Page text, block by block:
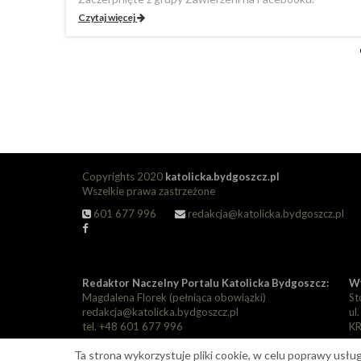
Czytaj więcej
Copyrights 2020 katolicka.bydgoszcz.pl
Wszelkie prawa zastrzeżone
601 677 996
redakcja@katolicka.bydgoszcz.pl
Redaktor Naczelny Portalu Katolicka Bydgoszcz:
Magdalena Florek (pełniąca obowiązki)
redakcja@katolicka.bydgoszcz.pl
tel. +48 601 677 996
Ta strona wykorzystuje pliki cookie, w celu poprawy